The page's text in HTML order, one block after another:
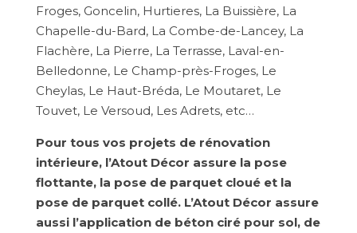
Froges, Goncelin, Hurtieres, La Buissière, La
Chapelle-du-Bard, La Combe-de-Lancey, La
Flachère, La Pierre, La Terrasse, Laval-en-
Belledonne, Le Champ-près-Froges, Le
Cheylas, Le Haut-Bréda, Le Moutaret, Le
Touvet, Le Versoud, Les Adrets, etc…
Pour tous vos projets de rénovation
intérieure, l’Atout Décor assure la pose
flottante, la pose de parquet cloué et la
pose de parquet collé. L’Atout Décor assure
aussi l’application de béton ciré pour sol, de